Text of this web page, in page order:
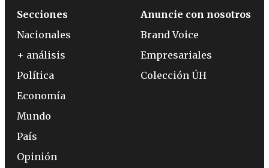
Secciones
Nacionales
+ análisis
Política
Economía
Mundo
País
Opinión
Anuncie con nosotros
Brand Voice
Empresariales
Colección ÚH